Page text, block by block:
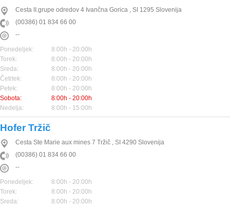
Cesta II.grupe odredov 4 Ivančna Gorica , SI 1295 Slovenija
(00386) 01 834 66 00
--
Ponedeljek:
8:00h - 20:00h
Torek:
8:00h - 20:00h
Sreda:
8:00h - 20:00h
Četrtek:
8:00h - 20:00h
Petek:
8:00h - 20:00h
Sobota:
8:00h - 20:00h
Nedelja:
8:00h - 15:00h
Hofer Tržič
Cesta Ste Marie aux mines 7 Tržič , SI 4290 Slovenija
(00386) 01 834 66 00
--
Ponedeljek:
8:00h - 20:00h
Torek:
8:00h - 20:00h
Sreda:
8:00h - 20:00h